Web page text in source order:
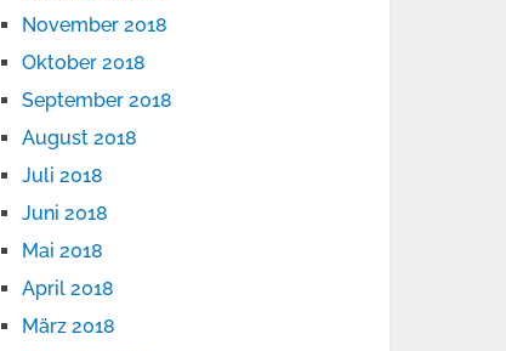
November 2018
Oktober 2018
September 2018
August 2018
Juli 2018
Juni 2018
Mai 2018
April 2018
März 2018